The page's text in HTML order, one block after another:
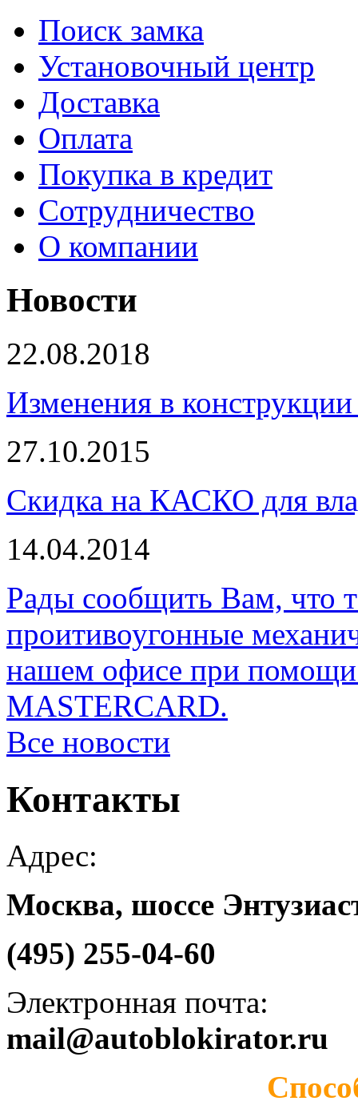
Поиск замка
Установочный центр
Доставка
Оплата
Покупка в кредит
Сотрудничество
О компании
Новости
22.08.2018
Изменения в
27.10.2015
Скидка на КАСКО для
14.04.2014
Рады сообщить Вам, что
проитивоугонные
нашем офисе при помощи
MASTERCARD.
Все новости
Контакты
Адрес:
Москва, шоссе
(495) 255-04-60
Электронная почта:
mail@autoblokirator.ru